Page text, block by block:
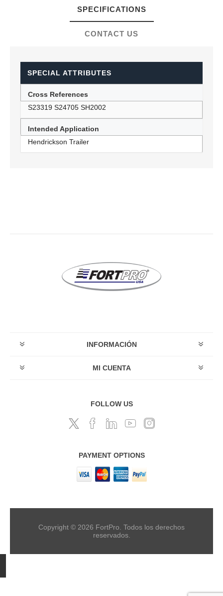
SPECIFICATIONS
CONTACT US
SPECIAL ATTRIBUTES
Cross References
S23319 S24705 SH2002
Intended Application
Hendrickson Trailer
INFORMACIÓN
MI CUENTA
FOLLOW US
PAYMENT OPTIONS
Copyright © 2026 FortPro. Todos los derechos
reservados.